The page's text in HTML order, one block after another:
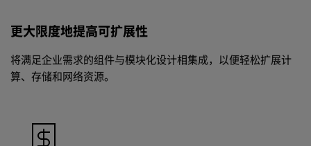
更大限度地提高可扩展性
将满足企业需求的组件与模块化设计相集成，以便轻松扩展计
算、存储和网络资源。